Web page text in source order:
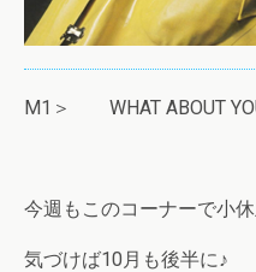
M1＞ WHAT ABOUT
今週もこのコーナーで小
気づけば10月も後半に♪